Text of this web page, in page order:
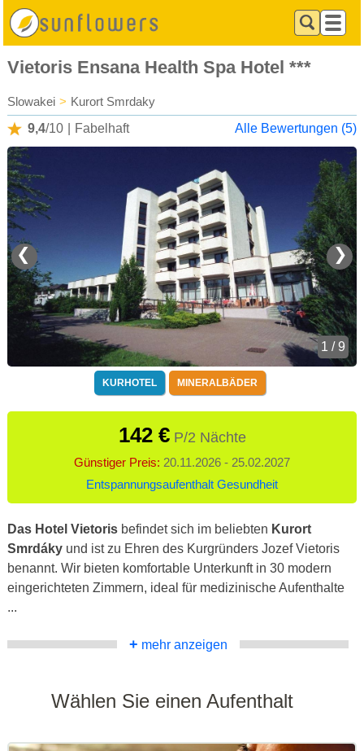
Vietoris Ensana Health Spa Hotel ***
Slowakei > Kurort Smrdaky
9,4/10 Fabelhaft Alle Bewertungen (5)
❮ ❯
1 / 9
KURHOTEL MINERALBÄDER
142 €P/2 Nächte
Günstiger Preis: 20.11.2026 - 25.02.2027
Entspannungsaufenthalt Gesundheit
Das Hotel Vietoris befindet sich im beliebten Kurort
Smrdáky und ist zu Ehren des Kurgründers Jozef Vietoris
benannt. Wir bieten komfortable Unterkunft in 30 modern
eingerichteten Zimmern, ideal für medizinische Aufenthalte
...
+ mehr anzeigen
Wählen Sie einen Aufenthalt